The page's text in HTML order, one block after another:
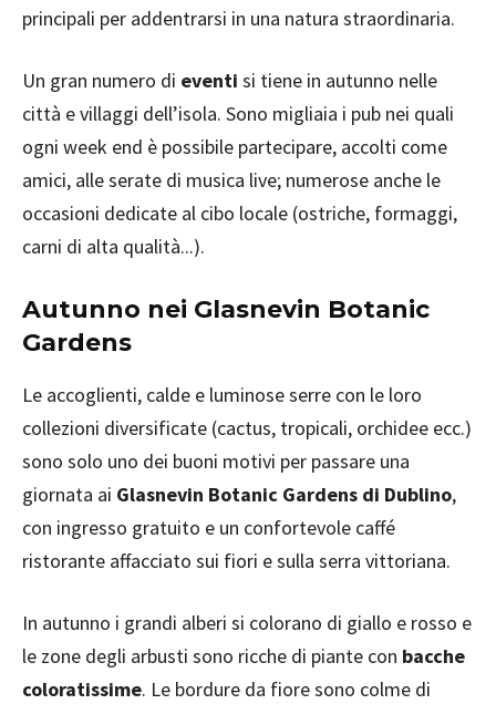
principali per addentrarsi in una natura straordinaria.
Un gran numero di eventi si tiene in autunno nelle
città e villaggi dell’isola. Sono migliaia i pub nei quali
ogni week end è possibile partecipare, accolti come
amici, alle serate di musica live; numerose anche le
occasioni dedicate al cibo locale (ostriche, formaggi,
carni di alta qualità...).
Autunno nei Glasnevin Botanic
Gardens
Le accoglienti, calde e luminose serre con le loro
collezioni diversificate (cactus, tropicali, orchidee ecc.)
sono solo uno dei buoni motivi per passare una
giornata ai Glasnevin Botanic Gardens di Dublino,
con ingresso gratuito e un confortevole caffé
ristorante affacciato sui fiori e sulla serra vittoriana.
In autunno i grandi alberi si colorano di giallo e rosso e
le zone degli arbusti sono ricche di piante con bacche
coloratissime. Le bordure da fiore sono colme di